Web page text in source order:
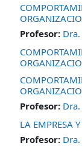
Profesor:
Profesor:
LA EMPRESA
Profesor: